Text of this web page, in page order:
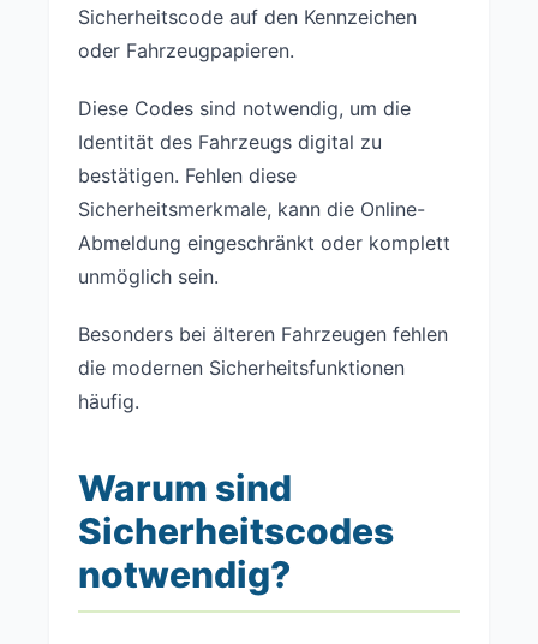
Sicherheitscode auf den Kennzeichen
oder Fahrzeugpapieren.
Diese Codes sind notwendig, um die
Identität des Fahrzeugs digital zu
bestätigen. Fehlen diese
Sicherheitsmerkmale, kann die Online-
Abmeldung eingeschränkt oder komplett
unmöglich sein.
Besonders bei älteren Fahrzeugen fehlen
die modernen Sicherheitsfunktionen
häufig.
Warum sind
Sicherheitscodes
notwendig?